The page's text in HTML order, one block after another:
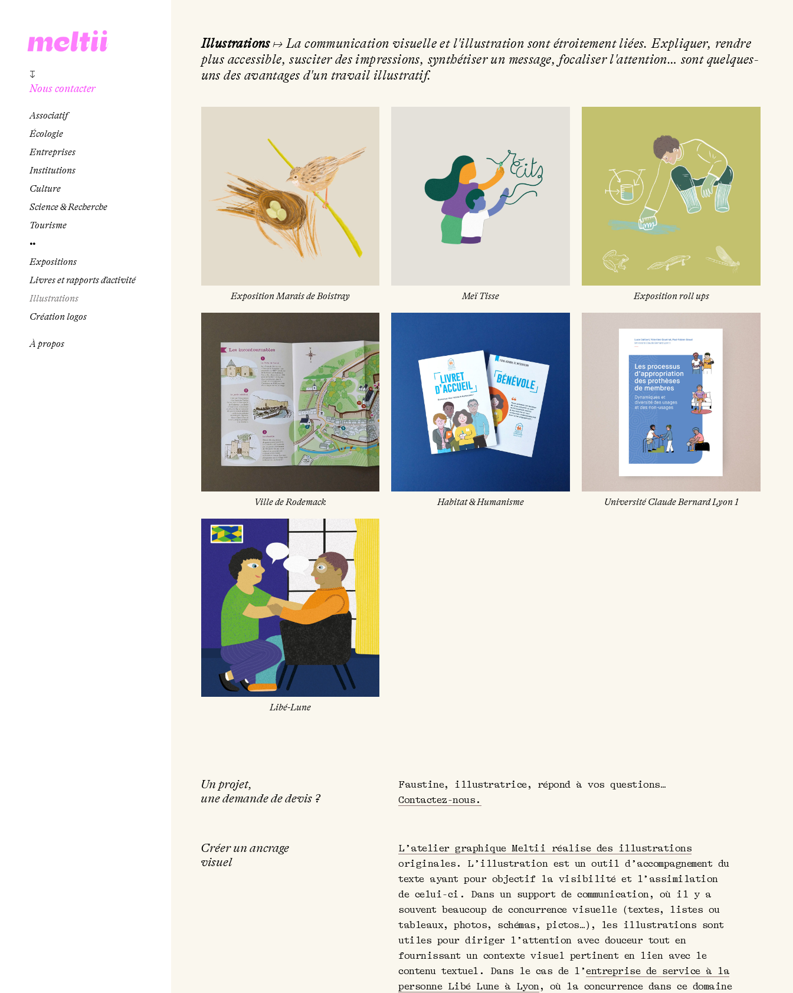
↧
Nous contacter
Associatif
Écologie
Entreprises
Institutions
Culture
Science & Recherche
Tourisme
••
Expositions
Livres et rapports d’activité
Illustrations
Création logos
À propos
Illustrations↦ La communication visuelle et l'illustration sont étroitement liées. Expliquer, rendre
plus accessible, susciter des impressions, synthétiser un message, focaliser l'attention… sont quelques-
uns des avantages d'un travail illustratif.
Exposition Marais de Boistray Meï Tisse Exposition roll ups
Ville de Rodemack Habitat & Humanisme Université Claude Bernard Lyon 1
Libé-Lune
Un projet,
une demande de devis ?
Faustine, illustratrice, répond à vos questions…
Contactez-nous.
Créer un ancrage
visuel
L’atelier graphique Meltii réalise des illustrations
originales. L’illustration est un outil d’accompagnement du
texte ayant pour objectif la visibilité et l’assimilation
de celui-ci. Dans un support de communication, où il y a
souvent beaucoup de concurrence visuelle (textes, listes ou
tableaux, photos, schémas, pictos…), les illustrations sont
utiles pour diriger l’attention avec douceur tout en
fournissant un contexte visuel pertinent en lien avec le
contenu textuel. Dans le cas de l’entreprise de service à la
personne Libé Lune à Lyon, où la concurrence dans ce domaine